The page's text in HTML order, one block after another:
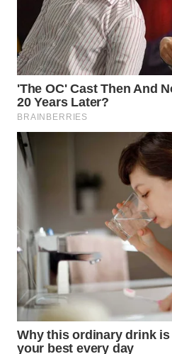
PURWAKARTA
WN
PRIANGAN
TIMUR
WN
WN
BOROBUDUR
WN
MADURA
WN
SURABAYA